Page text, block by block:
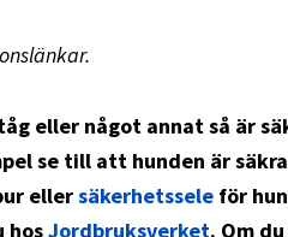
eller något annat så är
se till att hunden är
ellersäkerhetssele för
hosJordbruksverket. Om